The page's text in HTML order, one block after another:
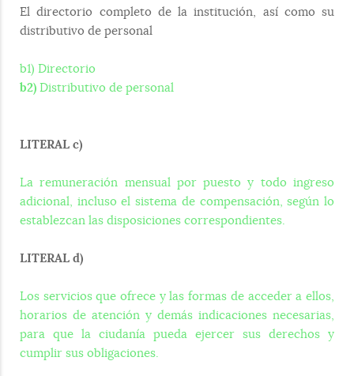
El directorio completo de la institución, así como su
distributivo de personal
b1) Directorio
b2) Distributivo de personal
LITERAL c)
La remuneración mensual por puesto y todo ingreso
adicional, incluso el sistema de compensación, según lo
establezcan las disposiciones correspondientes.
LITERAL d)
Los servicios que ofrece y las formas de acceder a ellos,
horarios de atención y demás indicaciones necesarias,
para que la ciudanía pueda ejercer sus derechos y
cumplir sus obligaciones.